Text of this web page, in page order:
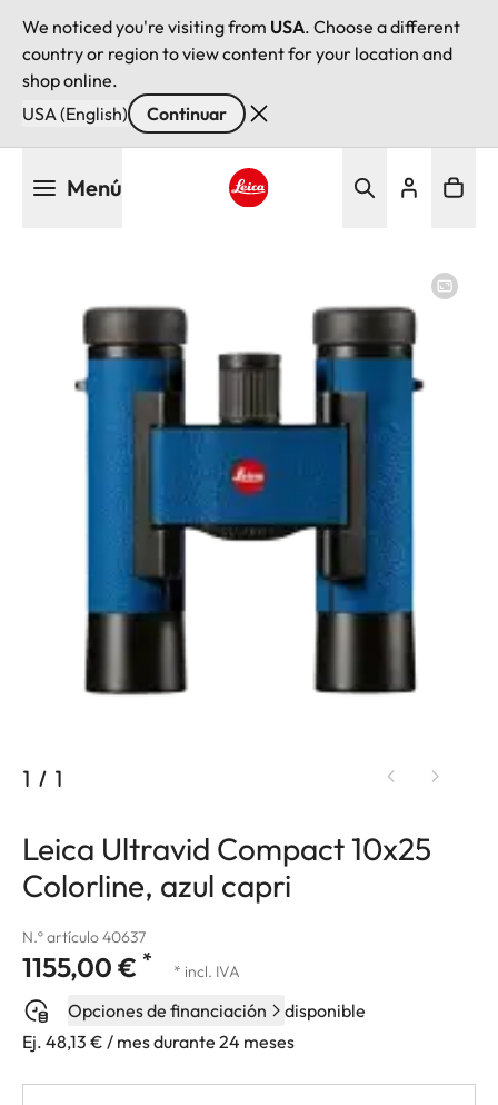
We noticed you're visiting from USA. Choose a different
country or region to view content for your location and
shop online.
USA (English)
Continuar
Menú
1 / 1
Leica Ultravid Compact 10x25
Colorline, azul capri
N.º artículo 40637
1155,00 € * * incl. IVA
Opciones de financiación
disponible
Ej. 48,13 € / mes durante 24 meses